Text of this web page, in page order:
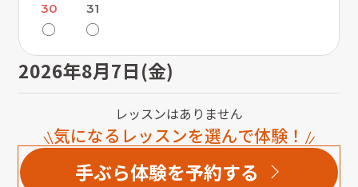
30
〇
31
〇
2026年8月7日(金)
レッスンはありません
気になるレッスンを選んで体験！
手ぶら体験を予約する